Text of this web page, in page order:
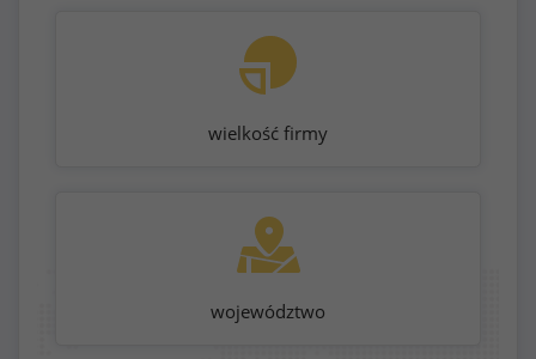
wielkość firmy
województwo